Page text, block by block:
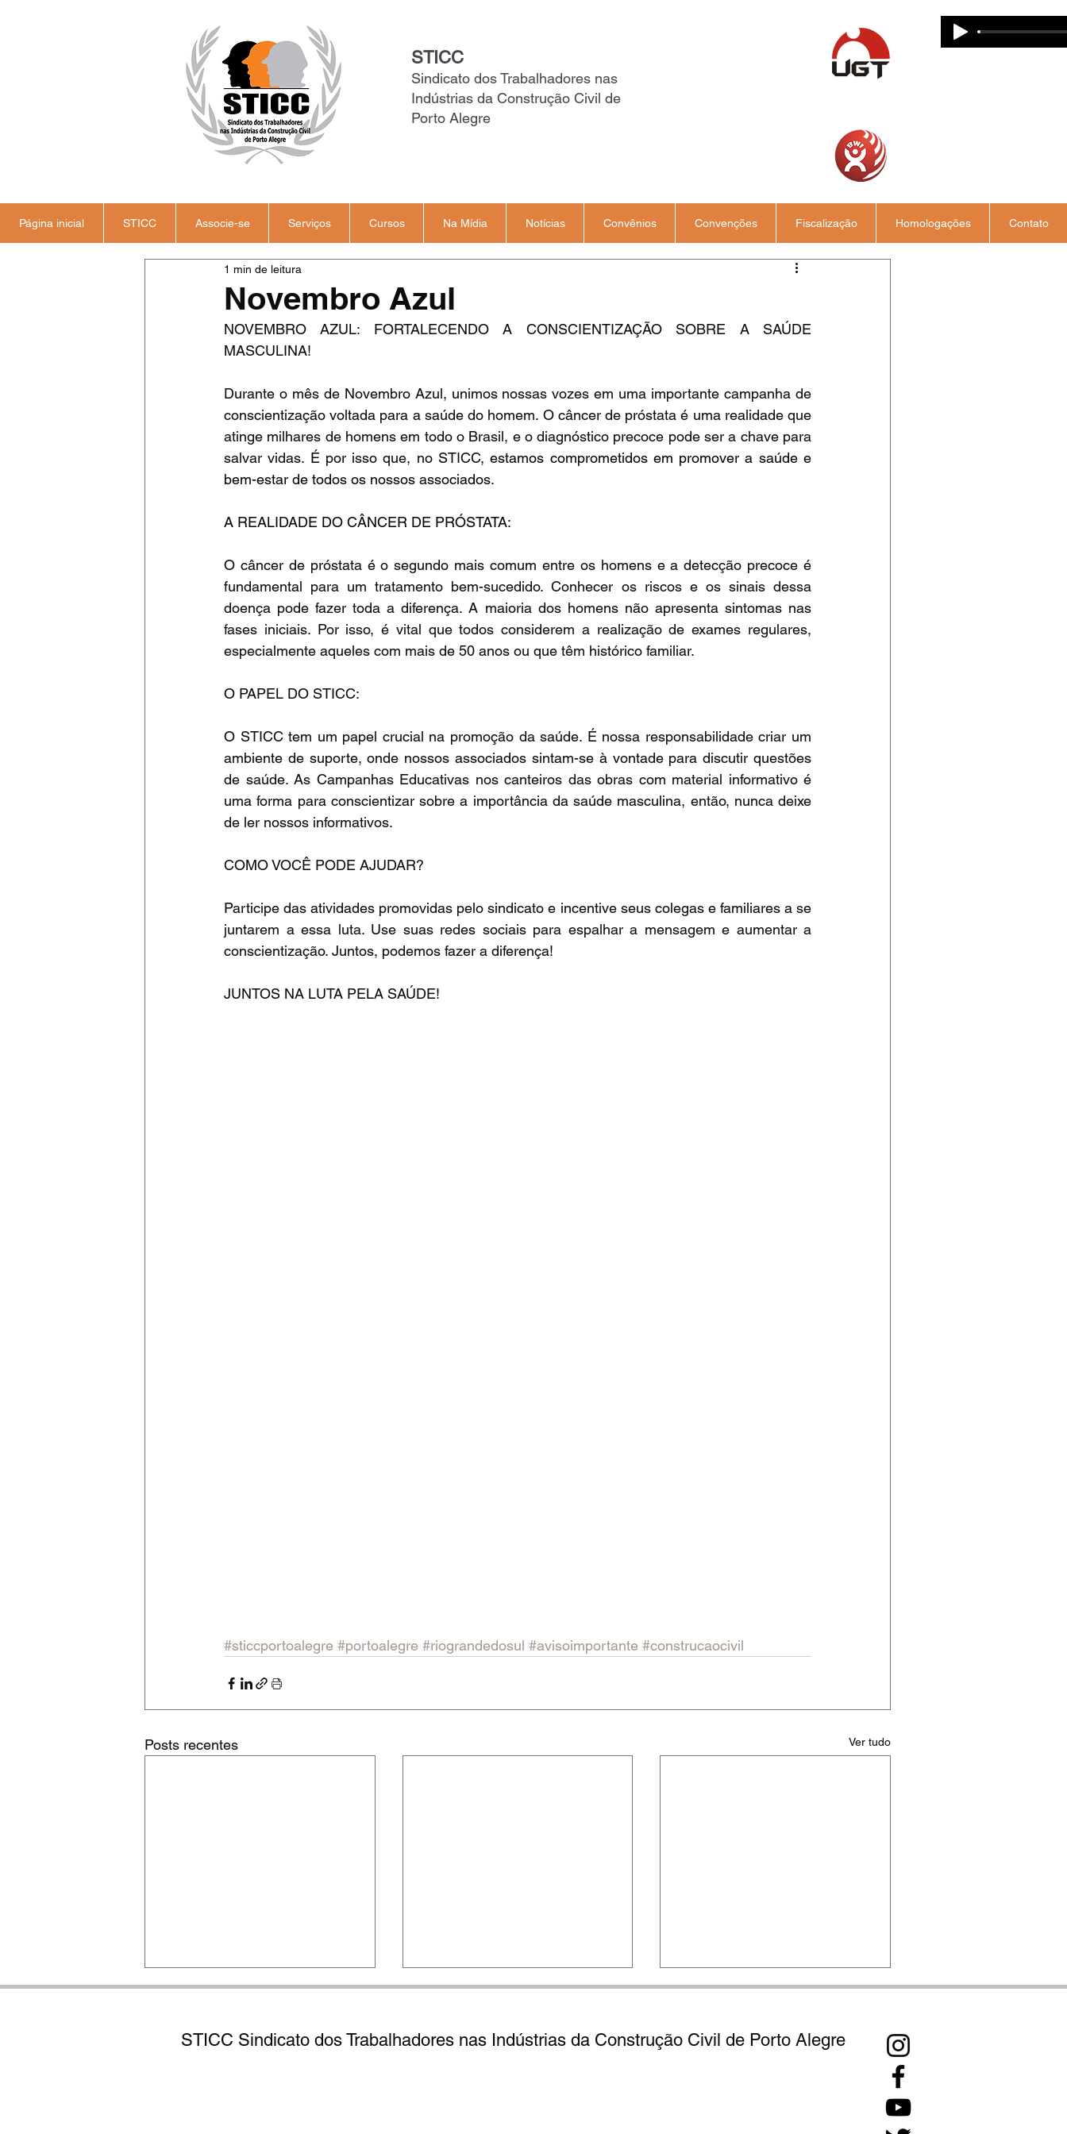
STICC
Sindicato dos Trabalhadores nas
Indústrias da Construção Civil de
Porto Alegre
Página inicial STICC Associe-se Serviços Cursos Na Mídia Notícias Convênios Convenções Fiscalização Homologações Contato
Novembro Azul
1 min de leitura
NOVEMBRO AZUL: FORTALECENDO A CONSCIENTIZAÇÃO SOBRE A SAÚDE
MASCULINA!
Durante o mês de Novembro Azul, unimos nossas vozes em uma importante campanha de
conscientização voltada para a saúde do homem. O câncer de próstata é uma realidade que
atinge milhares de homens em todo o Brasil, e o diagnóstico precoce pode ser a chave para
salvar vidas. É por isso que, no STICC, estamos comprometidos em promover a saúde e
bem-estar de todos os nossos associados.
A REALIDADE DO CÂNCER DE PRÓSTATA:
O câncer de próstata é o segundo mais comum entre os homens e a detecção precoce é
fundamental para um tratamento bem-sucedido. Conhecer os riscos e os sinais dessa
doença pode fazer toda a diferença. A maioria dos homens não apresenta sintomas nas
fases iniciais. Por isso, é vital que todos considerem a realização de exames regulares,
especialmente aqueles com mais de 50 anos ou que têm histórico familiar.
O PAPEL DO STICC:
O STICC tem um papel crucial na promoção da saúde. É nossa responsabilidade criar um
ambiente de suporte, onde nossos associados sintam-se à vontade para discutir questões
de saúde. As Campanhas Educativas nos canteiros das obras com material informativo é
uma forma para conscientizar sobre a importância da saúde masculina, então, nunca deixe
de ler nossos informativos.
COMO VOCÊ PODE AJUDAR?
Participe das atividades promovidas pelo sindicato e incentive seus colegas e familiares a se
juntarem a essa luta. Use suas redes sociais para espalhar a mensagem e aumentar a
conscientização. Juntos, podemos fazer a diferença!
JUNTOS NA LUTA PELA SAÚDE!
#sticcportoalegre #portoalegre #riograndedosul #avisoimportante #construcaocivil
Posts recentes Ver tudo
STICC Sindicato dos Trabalhadores nas Indústrias da Construção Civil de Porto Alegre